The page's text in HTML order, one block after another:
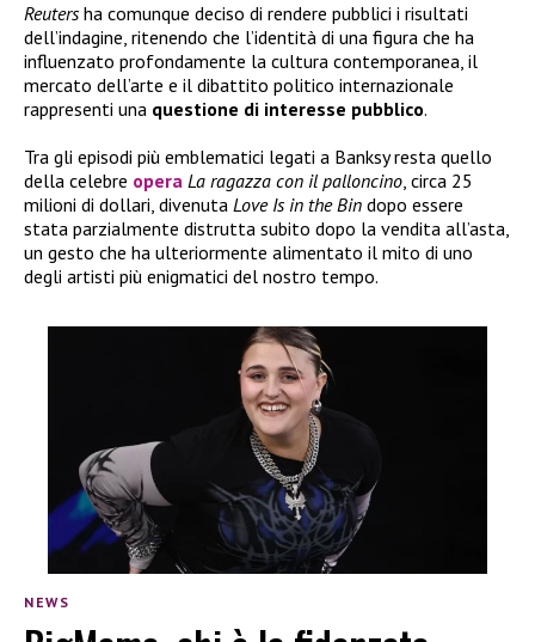
Reutersha comunque deciso di rendere pubblici i risultati
dell’indagine, ritenendo che l’identità di una figura che ha
influenzato profondamente la cultura contemporanea, il
mercato dell’arte e il dibattito politico internazionale
rappresenti una questione di interesse pubblico.
Tra gli episodi più emblematici legati a Banksy resta quello
della celebre opera La ragazza con il palloncino, circa 25
milioni di dollari, divenuta Love Is in the Bin dopo essere
stata parzialmente distrutta subito dopo la vendita all’asta,
un gesto che ha ulteriormente alimentato il mito di uno
degli artisti più enigmatici del nostro tempo.
NEWS